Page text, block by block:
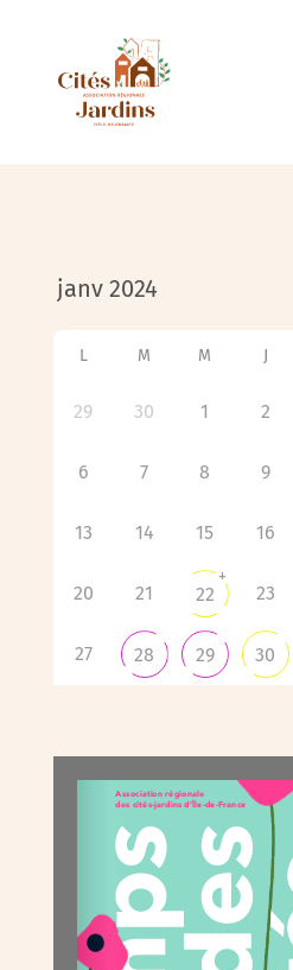
L M M J
29 30 1 2
6 7 8 9
13 14 15 16
20 21 22
+
23
27 28 29 30